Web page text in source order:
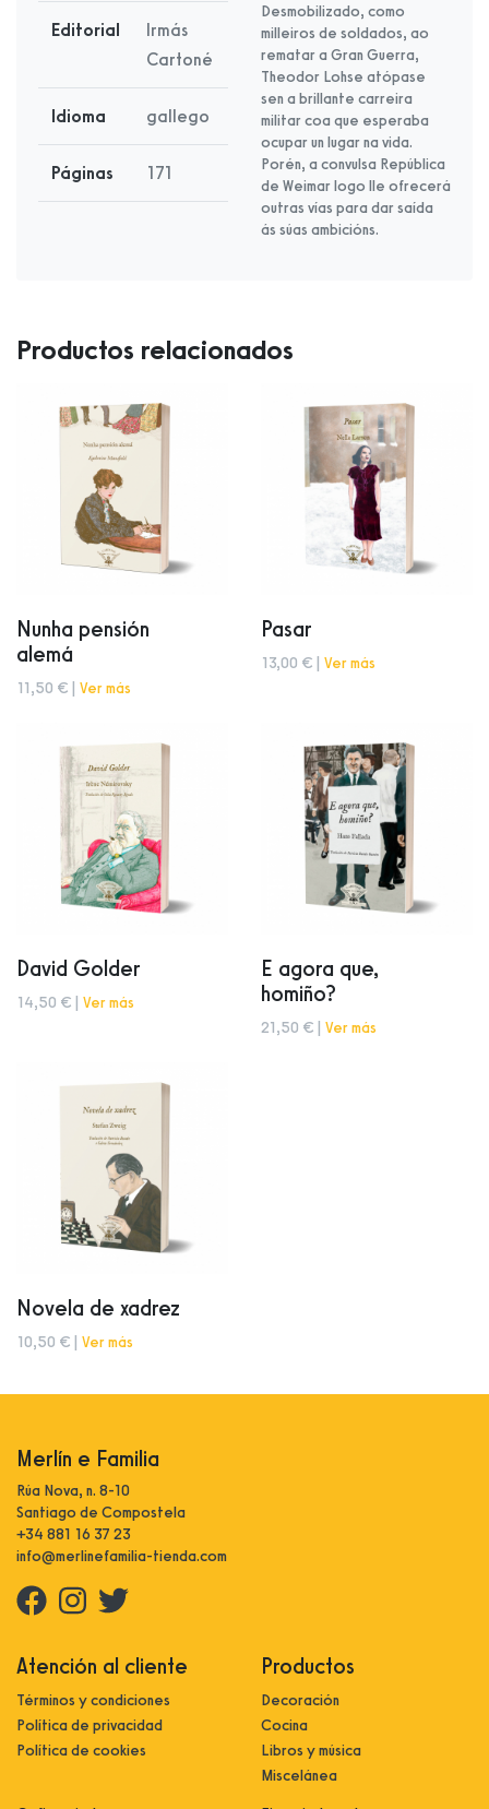
Editorial
Irmás
Cartoné
Idioma gallego
Páginas 171
Desmobilizado, como
milleiros de soldados, ao
rematar a Gran Guerra,
Theodor Lohse atópase
sen a brillante carreira
militar coa que esperaba
ocupar un lugar na vida.
Porén, a convulsa República
de Weimar logo lle ofrecerá
outras vías para dar saída
ás súas ambicións.
Productos relacionados
Nunha pensión
alemá
11,50 € | Ver más
Pasar
13,00 € | Ver más
David Golder
14,50 € | Ver más
E agora que,
homiño?
21,50 € | Ver más
Novela de xadrez
10,50 € | Ver más
Merlín e Familia
Rúa Nova, n. 8-10
Santiago de Compostela
+34 881 16 37 23
info@merlinefamilia-tienda.com
Atención al cliente
Términos y condiciones
Política de privacidad
Política de cookies
Productos
Decoración
Cocina
Libros y música
Miscelánea